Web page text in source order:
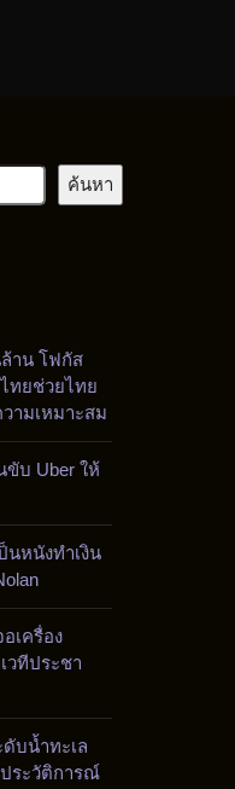
ค้นหา
ล้าน โฟกัส
ทยช่วยไทย
ามเหมาะสม
ขับ Uber ให้
นหนังทำเงิน
เครื่อง
วทีประชา
ดับน้ำทะเล
ระวัติการณ์